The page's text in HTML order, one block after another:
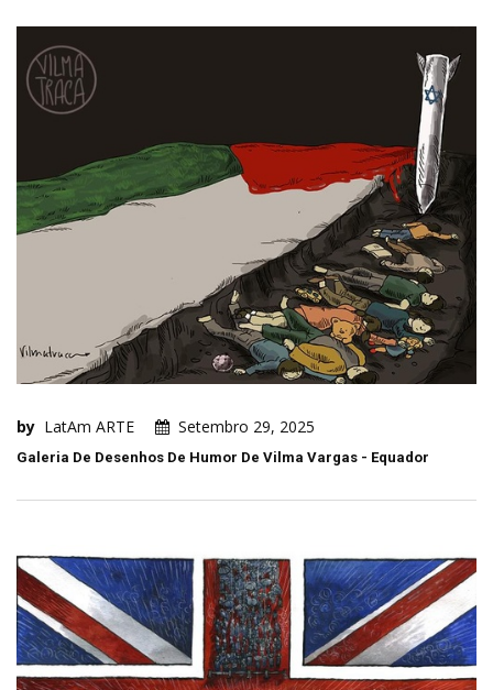
by LatAm ARTE Setembro 29, 2025
Galeria De Desenhos De Humor De Vilma Vargas - Equador